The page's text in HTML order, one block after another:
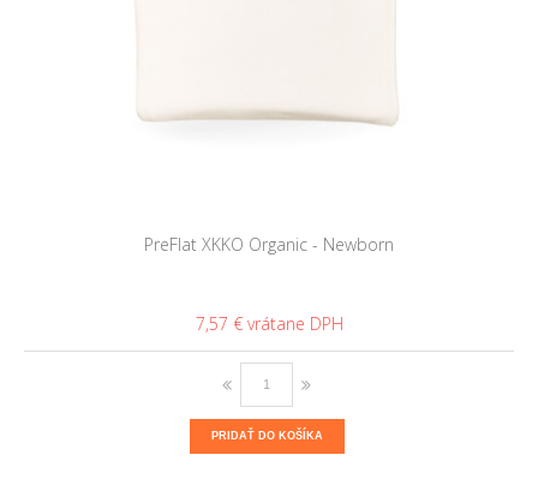
PreFlat XKKO Organic - Newborn
7,57 €
PRIDAŤ DO KOŠÍKA